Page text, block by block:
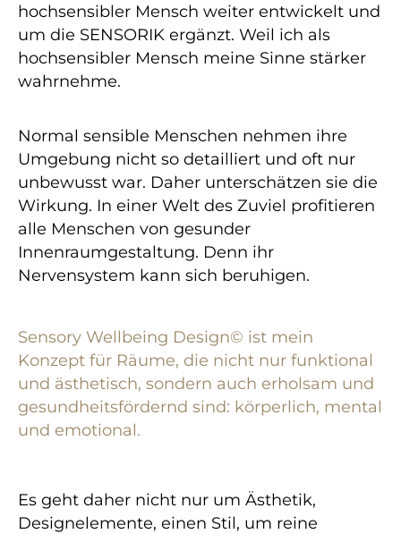
hochsensibler Mensch weiter entwickelt und
um die SENSORIK ergänzt. Weil ich als
hochsensibler Mensch meine Sinne stärker
wahrnehme.
Normal sensible Menschen nehmen ihre
Umgebung nicht so detailliert und oft nur
unbewusst war. Daher unterschätzen sie die
Wirkung. In einer Welt des Zuviel profitieren
alle Menschen von gesunder
Innenraumgestaltung. Denn ihr
Nervensystem kann sich beruhigen.
Sensory Wellbeing Design© ist mein
Konzept für Räume, die nicht nur funktional
und ästhetisch, sondern auch erholsam und
gesundheitsfördernd sind: körperlich, mental
und emotional.
Es geht daher nicht nur um Ästhetik,
Designelemente, einen Stil, um reine